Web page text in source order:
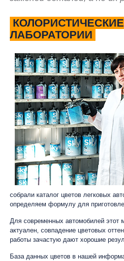
КОЛОРИСТИЧЕСКИЕ
ЛАБОРАТОРИИ
собрали каталог цветов легковых
определяем формулу для
Для современных автомобилей этот
актуален, совпадение цветовых
работы зачастую дают хорошие
База данных цветов в нашей